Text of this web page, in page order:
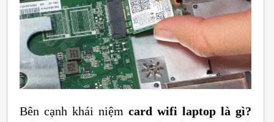
Bên cạnh khái niệm card wifi laptop là gì?